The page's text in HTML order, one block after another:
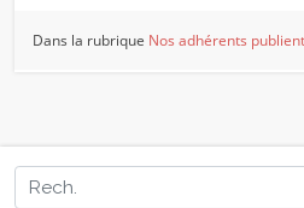
Dans la rubrique Nos adhérents publient